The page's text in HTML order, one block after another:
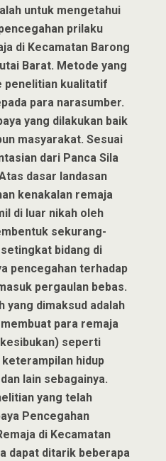
untuk mengetahui
prilaku
di Kecamatan Barong
Barat. Metode yang
penelitian kualitatif
para narasumber.
yang dilakukan baik
masyarakat. Sesuai
dari Panca Sila
dasar landasan
kenakalan remaja
di luar nikah oleh
sekurang-
bidang di
pencegahan terhadap
pergaulan bebas.
yang dimaksud adalah
para remaja
seperti
hidup
lain sebagainya.
yang telah
Pencegahan
di Kecamatan
dapat ditarik beberapa